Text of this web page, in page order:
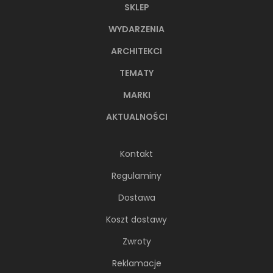
SKLEP
WYDARZENIA
ARCHITEKCI
TEMATY
MARKI
AKTUALNOŚCI
Kontakt
Regulaminy
Dostawa
Koszt dostawy
Zwroty
Reklamacje